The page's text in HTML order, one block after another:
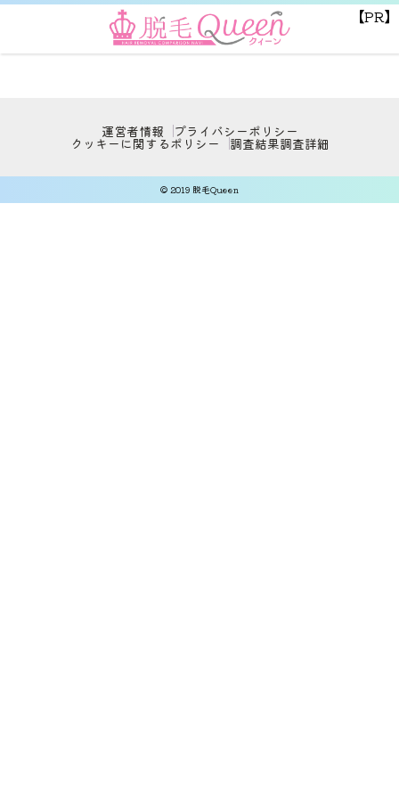
【PR】
運営者情報 プライバシーポリシー
クッキーに関するポリシー 調査結果調査詳細
© 2019 脱毛Queen